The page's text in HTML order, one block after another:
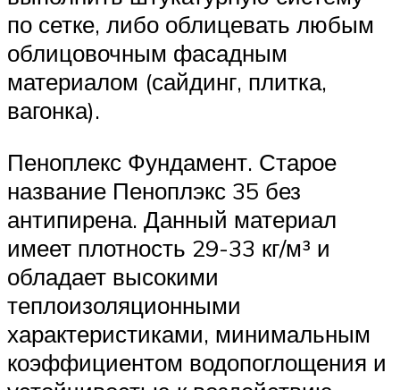
по сетке, либо облицевать любым
облицовочным фасадным
материалом (сайдинг, плитка,
вагонка).
Пеноплекс Фундамент. Старое
название Пеноплэкс 35 без
антипирена. Данный материал
имеет плотность 29-33 кг/м³ и
обладает высокими
теплоизоляционными
характеристиками, минимальным
коэффициентом водопоглощения и